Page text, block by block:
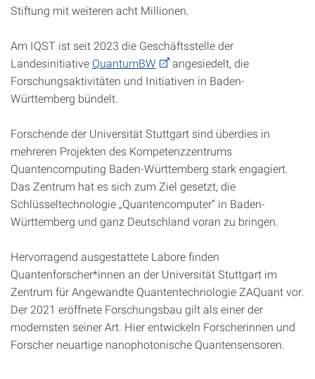
Stiftung mit weiteren acht Millionen.
Am IQST ist seit 2023 die Geschäftsstelle der
Landesinitiative QuantumBW
angesiedelt, die
Forschungsaktivitäten und Initiativen in Baden-
Württemberg bündelt.
Forschende der Universität Stuttgart sind überdies in
mehreren Projekten des Kompetenzzentrums
Quantencomputing Baden-Württemberg stark engagiert.
Das Zentrum hat es sich zum Ziel gesetzt, die
Schlüsseltechnologie „Quantencomputer“ in Baden-
Württemberg und ganz Deutschland voran zu bringen.
Hervorragend ausgestattete Labore finden
Quantenforscher*innen an der Universität Stuttgart im
Zentrum für Angewandte Quantentechnologie ZAQuant vor.
Der 2021 eröffnete Forschungsbau gilt als einer der
modernsten seiner Art. Hier entwickeln Forscherinnen und
Forscher neuartige nanophotonische Quantensensoren.